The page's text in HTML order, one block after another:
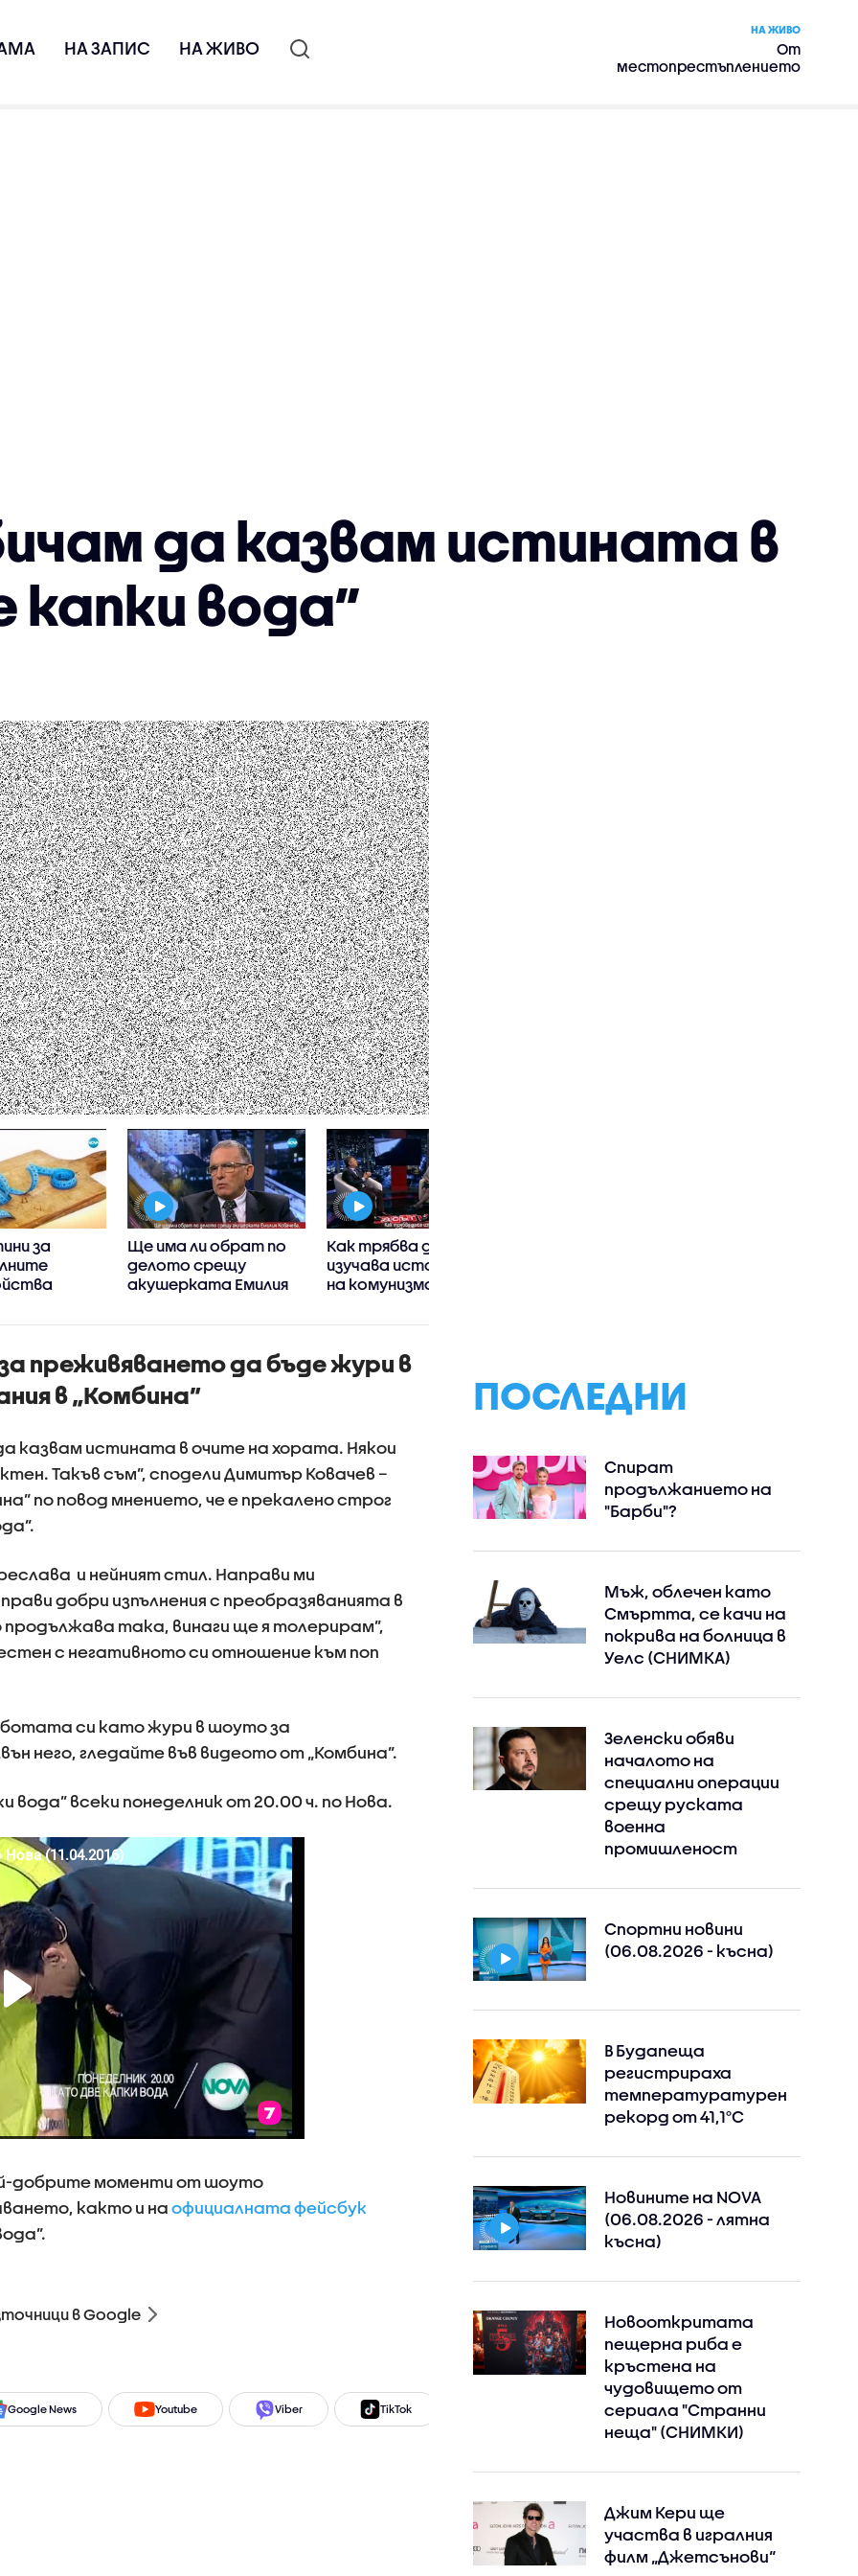
НА ЗАПИС НА ЖИВО
НА ЖИВО
От
местопрестъплението
да казвам истината в
капки вода”
за
Ще има ли обрат по
делото срещу
акушерката Емилия
Как трябва да се
изучава историята
на комунизма?
преживяването да бъде жури в
в „Комбина”
казвам истината в очите на хората. Някои
Такъв съм”, сподели Димитър Ковачев –
по повод мнението, че е прекалено строг
и нейният стил. Направи ми
добри изпълнения с преобразяванията в
продължава така, винаги ще я толерирам”,
с негативното си отношение към поп
си като жури в шоуто за
него, гледайте във видеото от „Комбина”.
вода” всеки понеделник от 20.00 ч. по Нова.
добрите моменти от шоуто
както и на официалната фейсбук
в Google
Google News Youtube Viber TikTok Facebook
ПОСЛЕДНИ
Спират
продължанието на
"Барби"?
Мъж, облечен като
Смъртта, се качи на
покрива на болница в
Уелс (СНИМКА)
Зеленски обяви
началото на
специални операции
срещу руската
военна
промишленост
Спортни новини
(06.08.2026 - късна)
В Будапеща
регистрираха
температуратурен
рекорд от 41,1°C
Новините на NOVA
(06.08.2026 - лятна
късна)
Новооткритата
пещерна риба е
кръстена на
чудовището от
сериала "Странни
неща" (СНИМКИ)
Джим Кери ще
участва в игралния
филм „Джетсънови“